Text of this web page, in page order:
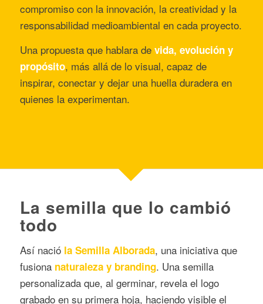
compromiso con la innovación, la creatividad y la
responsabilidad medioambiental en cada proyecto.
Una propuesta que hablara de vida, evolución y
propósito, más allá de lo visual, capaz de
inspirar, conectar y dejar una huella duradera en
quienes la experimentan.
La semilla que lo cambió
todo
Así nació la Semilla Alborada, una iniciativa que
fusiona naturaleza y branding. Una semilla
personalizada que, al germinar, revela el logo
grabado en su primera hoja, haciendo visible el